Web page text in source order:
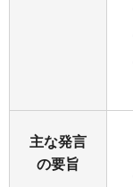
主な発言
の要旨